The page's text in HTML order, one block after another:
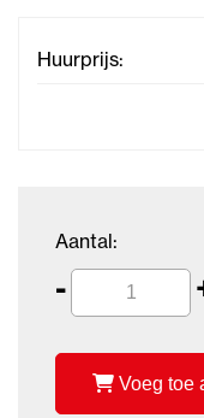
Huurprijs:
Aantal:
-
Voeg toe